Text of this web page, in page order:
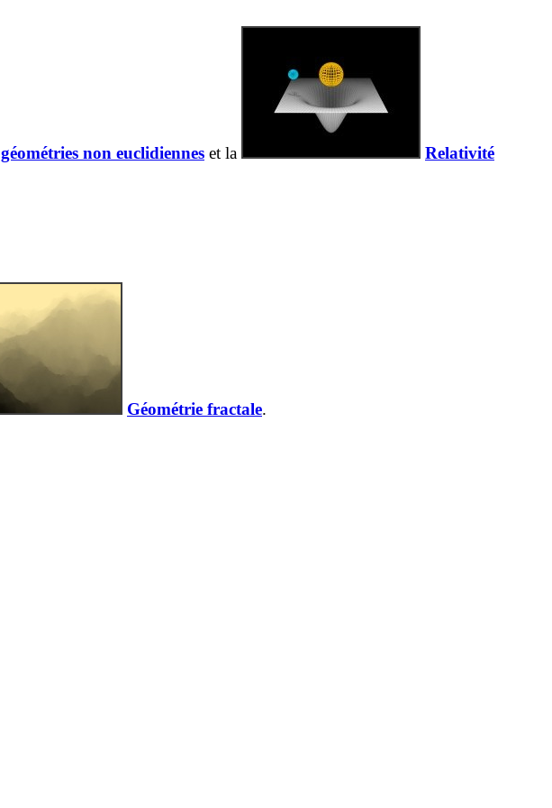
géométries non euclidiennes et la
Relativité
Géométrie fractale.